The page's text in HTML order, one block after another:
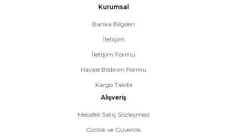
Kurumsal
Banka Bilgileri
İletişim
İletişim Formu
Havale Bildirim Formu
Kargo Takibi
Alışveriş
Mesafeli Satış Sözleşmesi
Gizlilik ve Güvenlik